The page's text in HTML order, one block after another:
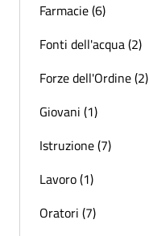
Farmacie (6)
Fonti dell'acqua (2)
Forze dell'Ordine (2)
Giovani (1)
Istruzione (7)
Lavoro (1)
Oratori (7)